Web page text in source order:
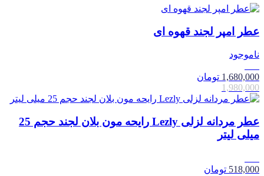
عطر امپر لجند قهوه ای
ناموجود
1,680,000 تومان
1,980,000
عطر مردانه لزلی Lezly رایحه مون بلان لجند حجم 25
میلی لیتر
518,000 تومان